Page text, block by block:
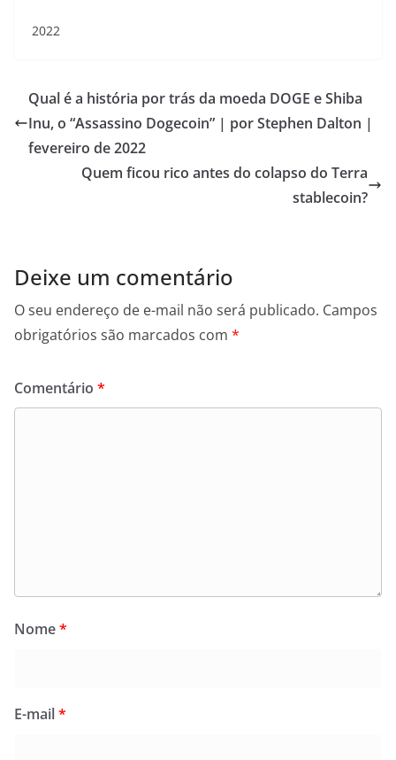
2022
Qual é a história por trás da moeda DOGE e Shiba
Inu, o “Assassino Dogecoin” | por Stephen Dalton |
fevereiro de 2022
Quem ficou rico antes do colapso do Terra
stablecoin?
Deixe um comentário
O seu endereço de e-mail não será publicado. Campos
obrigatórios são marcados com *
Comentário *
Nome*
E-mail*